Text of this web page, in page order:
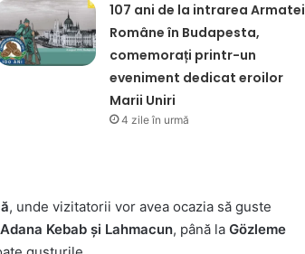
107 ani de la intrarea Armatei
Române în Budapesta,
comemorați printr-un
eveniment dedicat eroilor
Marii Uniri
4 zile în urmă
, unde vizitatorii vor avea ocazia să guste
Adana Kebab și Lahmacun, până la Gözleme